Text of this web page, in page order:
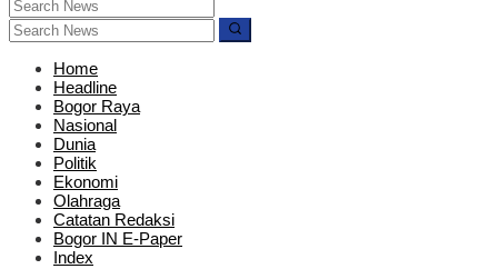
Home
Headline
Bogor Raya
Nasional
Dunia
Politik
Ekonomi
Olahraga
Catatan Redaksi
Bogor IN E-Paper
Index